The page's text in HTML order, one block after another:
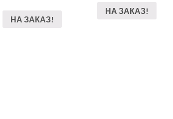
НА ЗАКАЗ!
НА ЗАКАЗ!